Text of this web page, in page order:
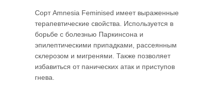
Сорт Amnesia Feminised имеет выраженные
терапевтические свойства. Используется в
борьбе с болезнью Паркинсона и
эпилептическими припадками, рассеянным
склерозом и мигренями. Также позволяет
избавиться от панических атак и приступов
гнева.